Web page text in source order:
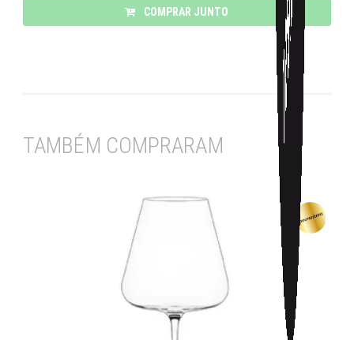
COMPRAR JUNTO
TAMBÉM COMPRARAM